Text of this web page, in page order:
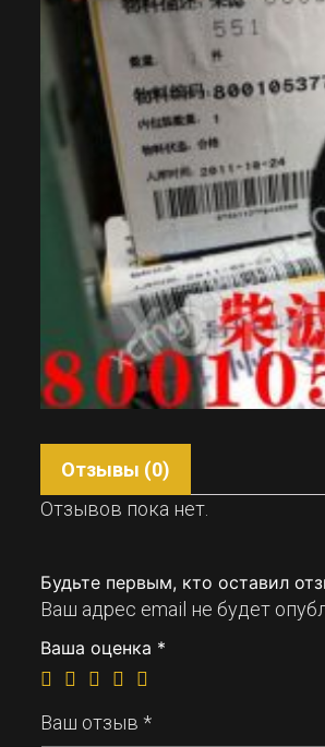
Отзывы (0)
Отзывов пока нет.
Будьте первым, кто оставил
Ваш адрес email не будет
Ваша оценка *
Ваш отзыв *